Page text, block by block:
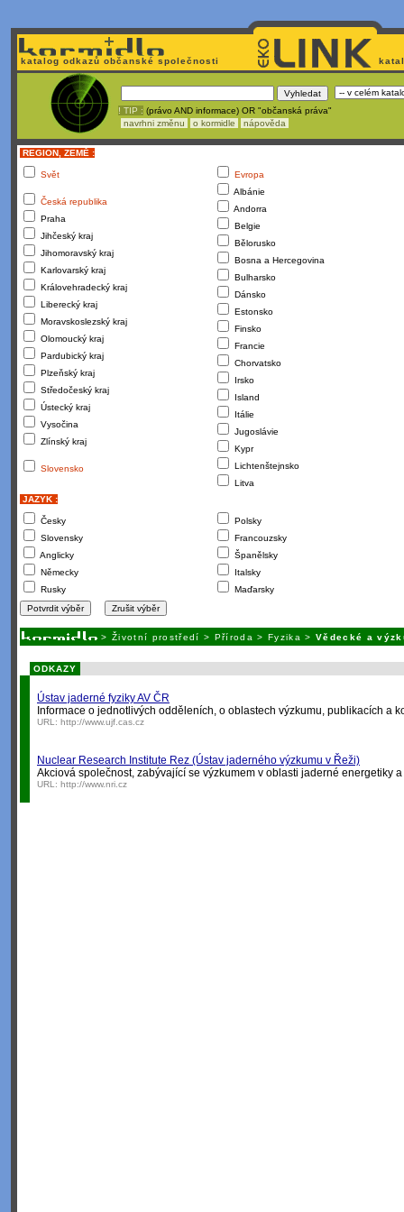
katalog odkazů občanské společnosti
! TIP : (právo AND informace) OR "občanská práva"
navrhni změnu
o kormidle nápověda
REGION, ZEMĚ :
Svět
Česká republika
Praha
Jihčeský kraj
Jihomoravský kraj
Karlovarský kraj
Královehradecký kraj
Liberecký kraj
Moravskoslezský kraj
Olomoucký kraj
Pardubický kraj
Plzeňský kraj
Středočeský kraj
Ústecký kraj
Vysočina
Zlínský kraj
Slovensko
Evropa
Albánie
Andorra
Belgie
Bělorusko
Bosna a Hercegovina
Bulharsko
Dánsko
Estonsko
Finsko
Francie
Chorvatsko
Irsko
Island
Itálie
Jugoslávie
Kypr
Lichtenštejnsko
Litva
JAZYK :
Česky
Slovensky
Anglicky
Německy
Rusky
Polsky
Francouzsky
Španělsky
Italsky
Maďarsky
> Životní prostředí > Příroda >Fyzika >Vědecké a
ODKAZY
Ústav jaderné fyziky AV ČR
Informace o jednotlivých odděleních, o oblastech výzkumu, publikacích a
URL: http://www.ujf.cas.cz
Nuclear Research Institute Rez (Ústav jaderného výzkumu v Řeži)
Akciová společnost, zabývající se výzkumem v oblasti jaderné energetiky
URL: http://www.nri.cz